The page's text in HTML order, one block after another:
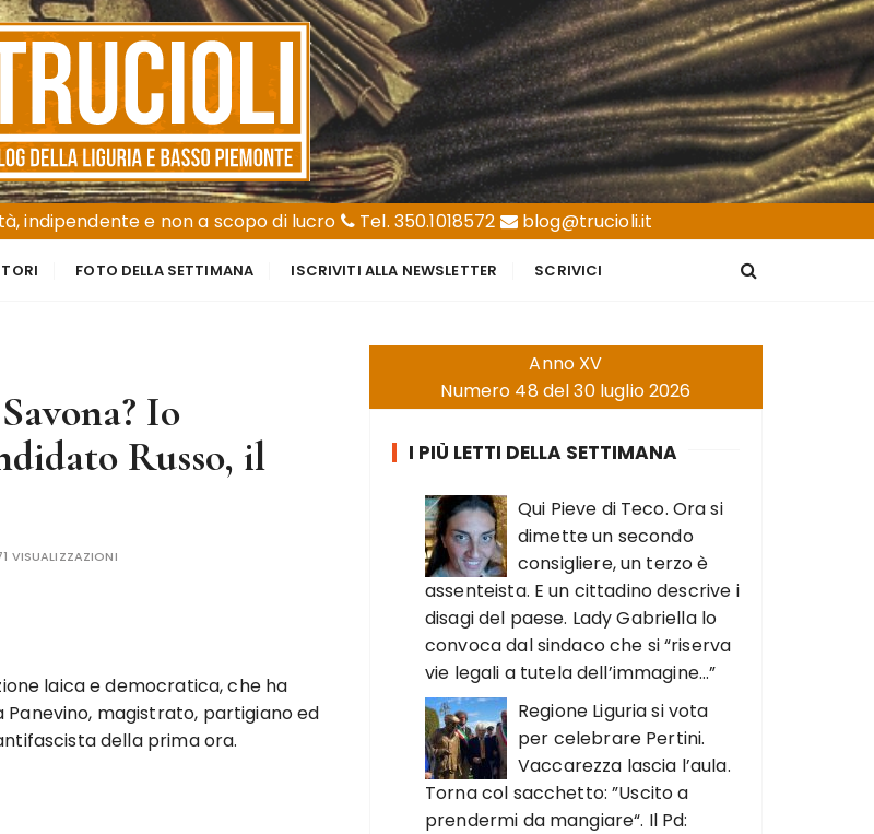
indipendente e non a scopo di lucro
Tel. 350.1018572 blog@trucioli.it
FOTO DELLA SETTIMANA ISCRIVITI ALLA NEWSLETTER SCRIVICI
Io
Russo, il
VISUALIZZAZIONI
laica e democratica, che ha
magistrato, partigiano ed
della prima ora.
Anno XV
Numero 48 del 30 luglio 2026
I PIÙ LETTI DELLA SETTIMANA
Qui Pieve di Teco. Ora si
dimette un secondo
consigliere, un terzo è
assenteista. E un cittadino descrive i
disagi del paese. Lady Gabriella lo
convoca dal sindaco che si “riserva
vie legali a tutela dell’immagine…”
Regione Liguria si vota
per celebrare Pertini.
Vaccarezza lascia l’aula.
Torna col sacchetto: ”Uscito a
prendermi da mangiare“. Il Pd: